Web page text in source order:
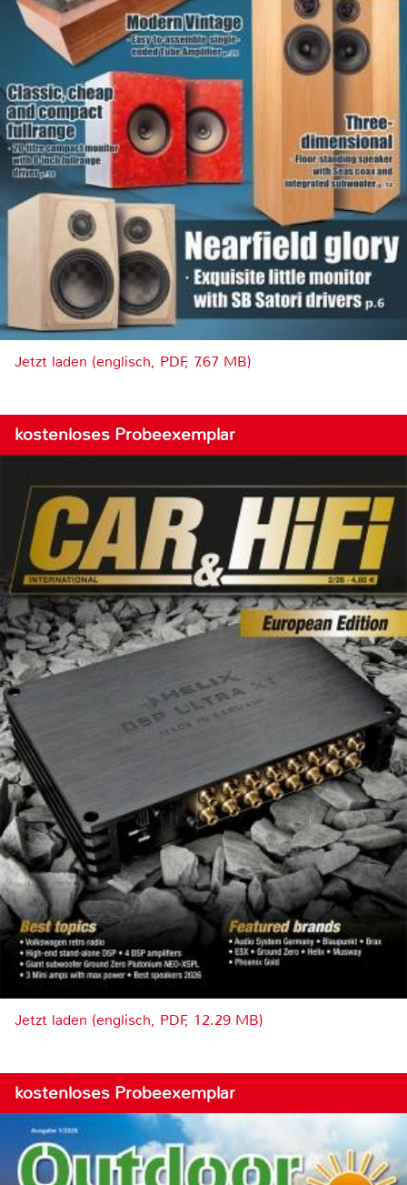
Jetzt laden (englisch, PDF, 7.67 MB)
kostenloses Probeexemplar
Jetzt laden (englisch, PDF, 12.29 MB)
kostenloses Probeexemplar